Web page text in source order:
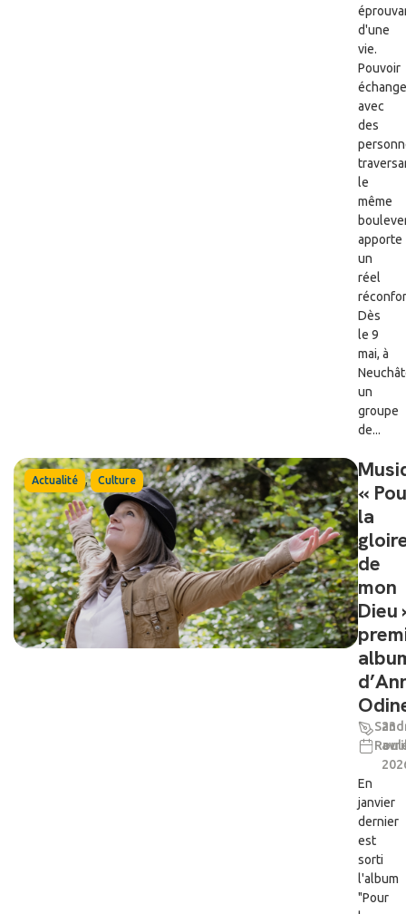
d'une
vie.
Pouvoir
avec
des
le
même
apporte
un
réel
Dès
le 9
mai, à
un
groupe
de...
Actualité , Culture
«
la
de
mon
Dieu
23
En
janvier
dernier
est
sorti
l'album
"Pour